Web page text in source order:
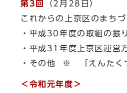
第3回
（2月28日）
これからの上京区のまち
・平成30年度の取組の振
・平成31年度上京区運営
・その他 ※ 「えんたく
＜令和元年度＞